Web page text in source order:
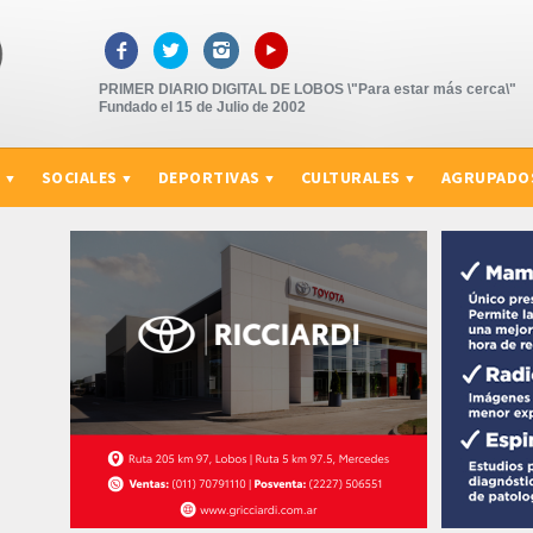
   ▸
PRIMER DIARIO DIGITAL DE LOBOS \"Para estar más cerca\"
Fundado el 15 de Julio de 2002
SOCIALES DEPORTIVAS CULTURALES